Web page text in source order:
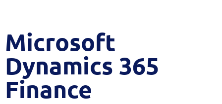
Microsoft
Dynamics 365
Finance